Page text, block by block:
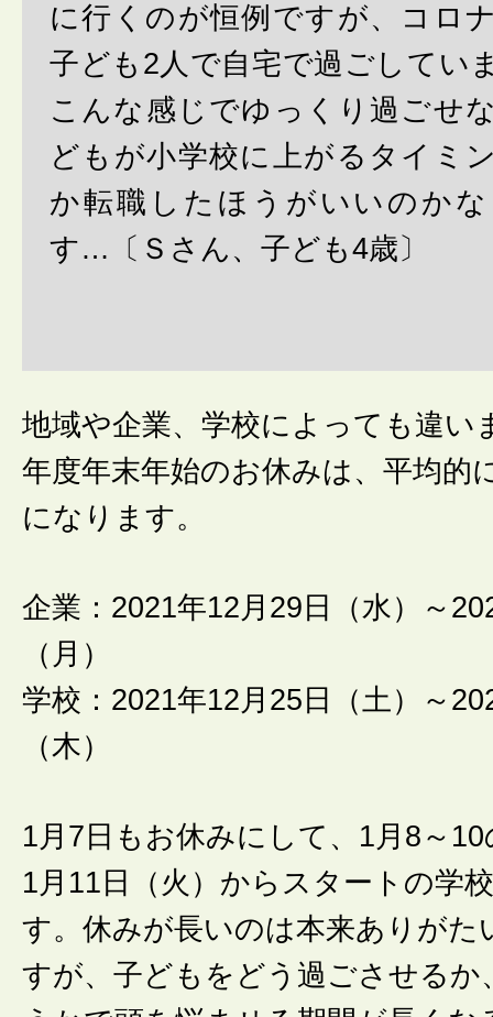
に行くのが恒例ですが、コロ
子ども2人で自宅で過ごしてい
こんな感じでゆっくり過ごせ
どもが小学校に上がるタイミ
か転職したほうがいいのか
す…〔Ｓさん、子ども4歳〕
地域や企業、学校によっても違い
年度年末年始のお休みは、平均的
になります。
企業：2021年12月29日（水）～
（月）
学校：2021年12月25日（土）～
（木）
1月7日もお休みにして、1月8～
1月11日（火）からスタートの学
す。休みが長いのは本来ありがた
すが、子どもをどう過ごさせるか